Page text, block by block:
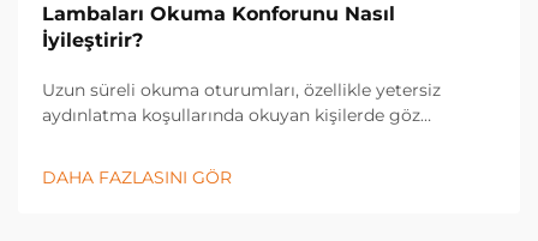
Lambaları Okuma Konforunu Nasıl
İyileştirir?
Uzun süreli okuma oturumları, özellikle yetersiz
aydınlatma koşullarında okuyan kişilerde göz
olur. Işığın kalitesi, görsel konforu, anlama düzeyini ve
genel okuma deneyimini önemli ölçüde etkiler...
DAHA FAZLASINI GÖR